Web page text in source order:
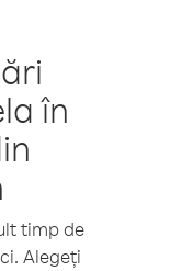
în
timp de
Alegeți